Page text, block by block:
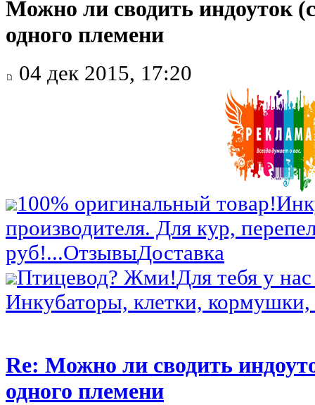
Можно ли сводить индоуток
одного племени
04 дек 2015, 17:20
100% оригинальный товар!
производителя. Для кур,
руб!...ОтзывыДоставка
Птицевод? Жми!Для тебя у
Инкубаторы, клетки,
Re: Можно ли сводить
одного племени